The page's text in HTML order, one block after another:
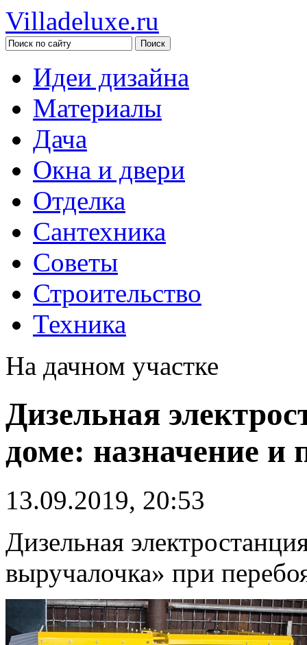
Villadeluxe.ru
Идеи дизайна
Материалы
Дача
Окна и двери
Отделка
Сантехника
Советы
Строительство
Техника
На дачном участке
Дизельная
доме: назначение и
13.09.2019, 20:53
Дизельная
выручалочка» при